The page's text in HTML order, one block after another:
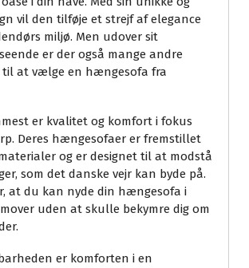
vil den tilføje et strejf af elegance
miljø. Men udover sit
er der også mange andre
til at vælge en hængesofa fra
er kvalitet og komfort i fokus
Deres hængesofaer er fremstillet
og er designet til at modstå
som det danske vejr kan byde på.
at du kan nyde din hængesofa i
uden at skulle bekymre dig om
er komforten i en